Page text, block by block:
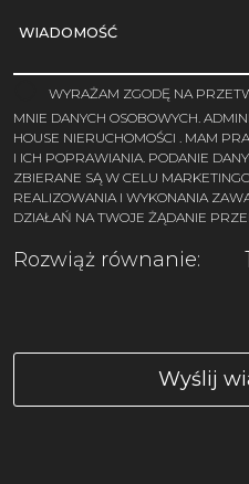
WIADOMOŚĆ
WYRAŻAM ZGODĘ NA
MNIE DANYCH OSOBOWYCH.
HOUSE NIERUCHOMOŚCI . MAM
I ICH POPRAWIANIA. PODANIE
ZBIERANE SĄ W CELU
REALIZOWANIA I WYKONANIA
DZIAŁAŃ NA TWOJE ŻĄDANIE
Rozwiąż równanie: